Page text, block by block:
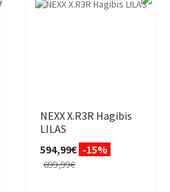
NEXX X.R3R Hagibis
LILAS
594,99€ -15%
699,99€